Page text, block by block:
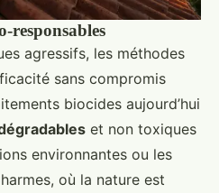
responsables
agressifs, les méthodes
sans compromis
biocides aujourd’hui
et non toxiques
environnantes ou les
où la nature est